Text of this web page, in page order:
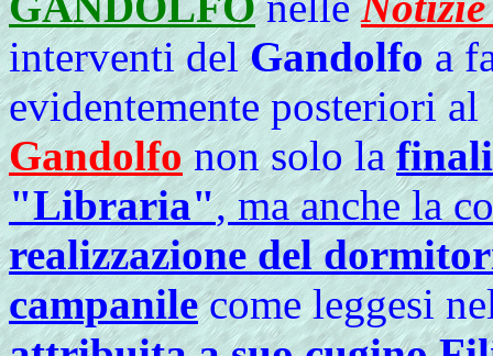
interventi delGandolfoa
evidentemente posteriori
Gandolfonon solo la
"Libraria", ma anche la
realizzazione del
campanilecome leggesi